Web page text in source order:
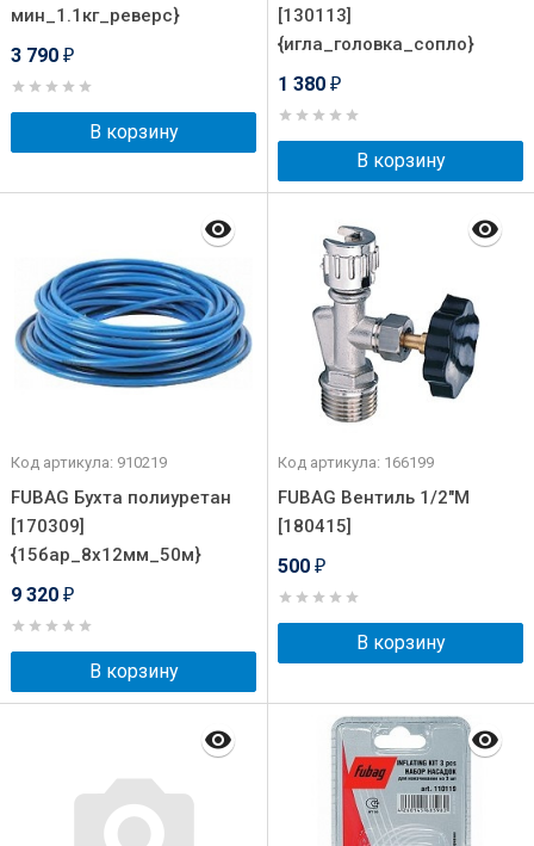
мин_1.1кг_реверс}
3 790 ₽
В корзину
[130113]
{игла_головка_сопло}
1 380 ₽
В корзину
Код артикула: 910219
FUBAG Бухта полиуретан
[170309]
{15бар_8х12мм_50м}
9 320 ₽
В корзину
Код артикула: 166199
FUBAG Вентиль 1/2"М
[180415]
500 ₽
В корзину